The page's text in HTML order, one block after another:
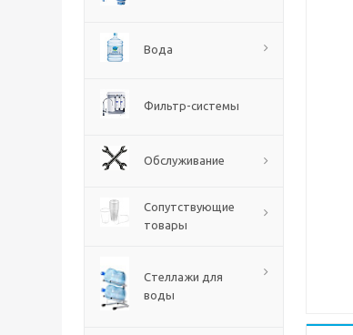
Вода
Фильтр-системы
Обслуживание
Сопутствующие
товары
Стеллажи для
воды